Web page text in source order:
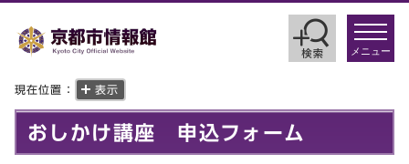
toggle
メニュー
現在位置： 表示
おしかけ講座 申込フォーム